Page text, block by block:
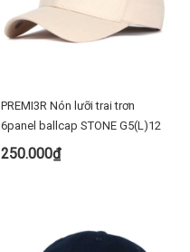
PREMI3R Nón lưỡi trai trơn
6panel ballcap STONE G5(L)12
250.000₫